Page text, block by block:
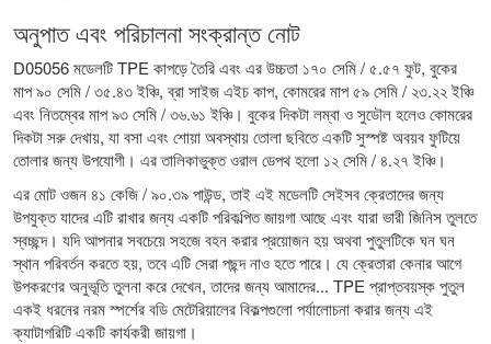
অনুপাত এবং পরিচালনা সংক্রান্ত নোট
D05056 মডেলটি TPE কাপড়ে তৈরি এবং এর উচ্চতা ১৭০ সেমি / ৫.৫৭ ফুট, বুকের
মাপ ৯০ সেমি / ৩৫.৪৩ ইঞ্চি, ব্রা সাইজ এইচ কাপ, কোমরের মাপ ৫৯ সেমি / ২৩.২২ ইঞ্চি
এবং নিতম্বের মাপ ৯৩ সেমি / ৩৬.৬১ ইঞ্চি। বুকের দিকটা লম্বা ও সুডৌল হলেও কোমরের
দিকটা সরু দেখায়, যা বসা এবং শোয়া অবস্থায় তোলা ছবিতে একটি সুস্পষ্ট অবয়ব ফুটিয়ে
তোলার জন্য উপযোগী। এর তালিকাভুক্ত ওরাল ডেপথ হলো ১২ সেমি / ৪.২৭ ইঞ্চি।
এর মোট ওজন ৪১ কেজি / ৯০.৩৯ পাউন্ড, তাই এই মডেলটি সেইসব ক্রেতাদের জন্য
উপযুক্ত যাদের এটি রাখার জন্য একটি পরিকল্পিত জায়গা আছে এবং যারা ভারী জিনিস তুলতে
স্বচ্ছন্দ। যদি আপনার সবচেয়ে সহজে বহন করার প্রয়োজন হয় অথবা পুতুলটিকে ঘন ঘন
স্থান পরিবর্তন করতে হয়, তবে এটি সেরা পছন্দ নাও হতে পারে। যে ক্রেতারা কেনার আগে
উপকরণের অনুভূতি তুলনা করে দেখেন, তাদের জন্য আমাদের... TPE প্রাপ্তবয়স্ক পুতুল
একই ধরনের নরম স্পর্শের বডি মেটেরিয়ালের বিকল্পগুলো পর্যালোচনা করার জন্য এই
ক্যাটাগরিটি একটি কার্যকরী জায়গা।